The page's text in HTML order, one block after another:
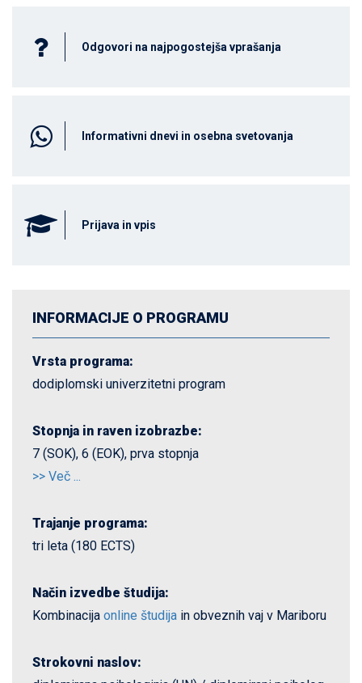
Odgovori na najpogostejša vprašanja
Informativni dnevi in osebna svetovanja
Prijava in vpis
INFORMACIJE O PROGRAMU
Vrsta programa:
dodiplomski univerzitetni program
Stopnja in raven izobrazbe:
7 (SOK), 6 (EOK), prva stopnja
>> Več ...
Trajanje programa:
tri leta (180 ECTS)
Način izvedbe študija:
Kombinacija online študija in obveznih vaj v Mariboru
Strokovni naslov: